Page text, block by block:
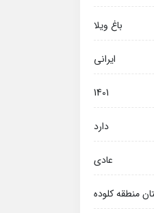
باغ ویلا
ایرانی
1401
دارد
عادی
منطقه کلوده